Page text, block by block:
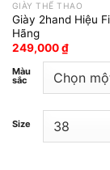
GIÀY THỂ THAO
Giày 2hand Hiệu
Hãng
249,000₫
Màu
sắc
Size